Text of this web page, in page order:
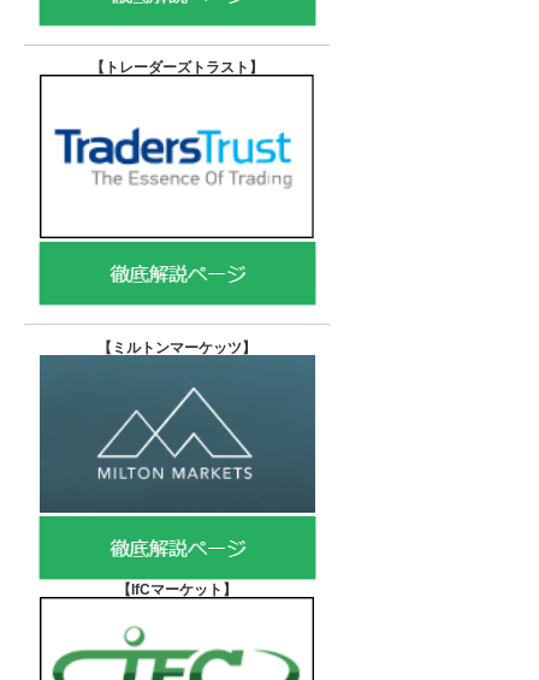
【トレーダーズトラスト 】
【 ミルトンマーケッツ】
【IfCマーケット 】